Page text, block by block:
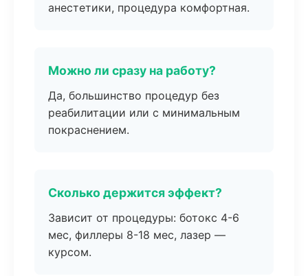
анестетики, процедура комфортная.
Можно ли сразу на работу?
Да, большинство процедур без
реабилитации или с минимальным
покраснением.
Сколько держится эффект?
Зависит от процедуры: ботокс 4-6
мес, филлеры 8-18 мес, лазер —
курсом.